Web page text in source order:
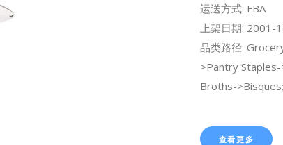
运送方式: FBA
上架日期: 2001-
品类路径:
>Pantry
Broths->Bisques;
查看更多